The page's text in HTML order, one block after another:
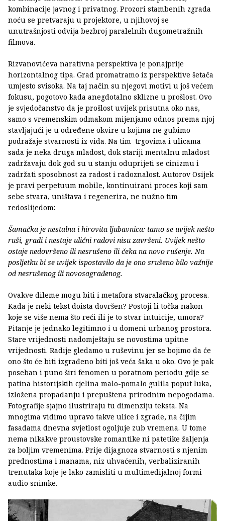
kombinacije javnog i privatnog. Prozori stambenih zgrada
noću se pretvaraju u projektore, u njihovoj se
unutrašnjosti odvija bezbroj paralelnih dugometražnih
filmova.
Rizvanovićeva narativna perspektiva je ponajprije
horizontalnog tipa. Grad promatramo iz perspektive šetača
umjesto svisoka. Na taj način su njegovi motivi u još većem
fokusu, pogotovo kada anegdotalno sklizne u prošlost. Ovo
je svjedočanstvo da je prošlost uvijek prisutna oko nas,
samo s vremenskim odmakom mijenjamo odnos prema njoj
stavljajući je u određene okvire u kojima ne gubimo
podražaje stvarnosti iz vida. Na tim trgovima i ulicama
sada je neka druga mladost, dok stariji mentalnu mladost
zadržavaju dok god su u stanju oduprijeti se cinizmu i
zadržati sposobnost za radost i radoznalost. Autorov Osijek
je pravi perpetuum mobile, kontinuirani proces koji sam
sebe stvara, uništava i regenerira, ne nužno tim
redoslijedom:
Šamačka je nestalna i hirovita ljubavnica: tamo se uvijek nešto
ruši, gradi i nestaje ulični radovi nisu završeni. Uvijek nešto
ostaje nedovršeno ili nesrušeno ili čeka na novo rušenje. Na
posljetku bi se uvijek ispostavilo da je ono srušeno bilo važnije
od nesrušenog ili novosagrađenog.
Ovakve dileme mogu biti i metafora stvaralačkog procesa.
Kada je neki tekst doista dovršen? Postoji li točka nakon
koje se više nema što reći ili je to stvar intuicije, umora?
Pitanje je jednako legitimno i u domeni urbanog prostora.
Stare vrijednosti nadomještaju se novostima upitne
vrijednosti. Radije gledamo u ruševinu jer se bojimo da će
ono što će biti izgrađeno biti još veća šaka u oko. Ovo je pak
poseban i puno širi fenomen u poratnom periodu gdje se
patina historijskih cjelina malo-pomalo gulila poput luka,
izložena propadanju i prepuštena prirodnim nepogodama.
Fotografije sjajno ilustriraju tu dimenziju teksta. Na
mnogima vidimo upravo takve ulice i zgrade, na čijim
fasadama dnevna svjetlost ogoljuje zub vremena. U tome
nema nikakve proustovske romantike ni patetike žaljenja
za boljim vremenima. Prije dijagnoza stvarnosti s njenim
prednostima i manama, niz uhvaćenih, verbaliziranih
trenutaka koje je lako zamisliti u multimedijalnoj formi
audio snimke.